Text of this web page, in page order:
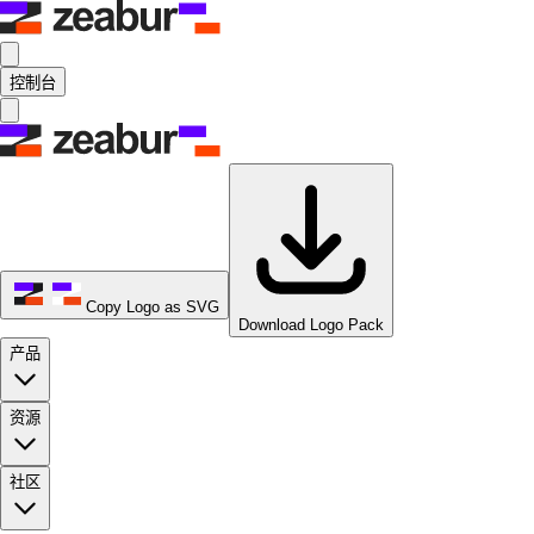
控制台
Copy Logo as SVG
Download Logo Pack
产品
资源
社区